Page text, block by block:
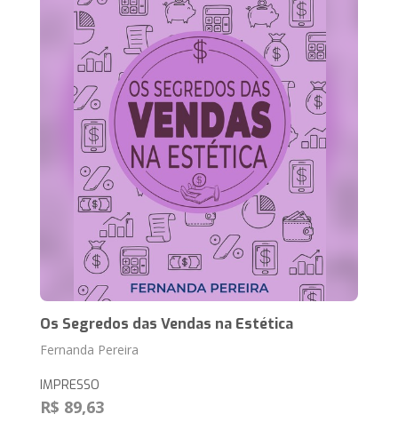
Os Segredos das Vendas na Estética
Fernanda Pereira
IMPRESSO
R$ 89,63